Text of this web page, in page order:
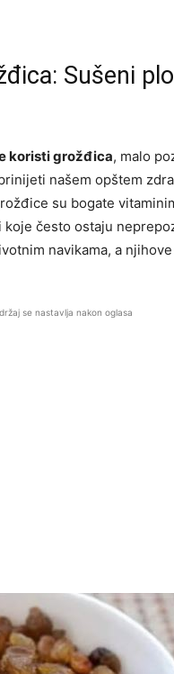
Sušeni
koristi grožđica, malo
našem opštem
su bogate
često ostaju
navikama, a
se nastavlja nakon oglasa